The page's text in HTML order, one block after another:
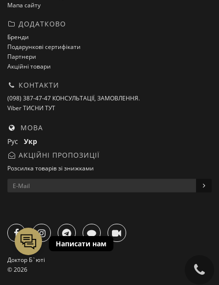
Мапа сайту
ДОДАТКОВО
Бренди
Подарункові сертифікати
Партнери
Акційні товари
КОНТАКТИ
(098) 387-47-47 КОНСУЛЬТАЦІЇ, ЗАМОВЛЕННЯ.
Viber ТИСНИ ТУТ
МОВА
Рус Укр
АКЦІЙНІ ПРОПОЗИЦІЇ
Розсилка товарів зі знижками
Доктор Б`юті
© 2026